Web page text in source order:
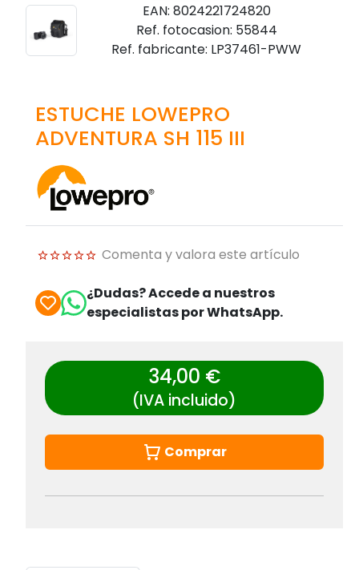
EAN: 8024221724820
Ref. fotocasion: 55844
Ref. fabricante: LP37461-PWW
ESTUCHE LOWEPRO
ADVENTURA SH 115 III
Comenta y valora este artículo
¿Dudas? Accede a nuestros
especialistas por WhatsApp.
34,00 €
(IVA incluido)
Comprar